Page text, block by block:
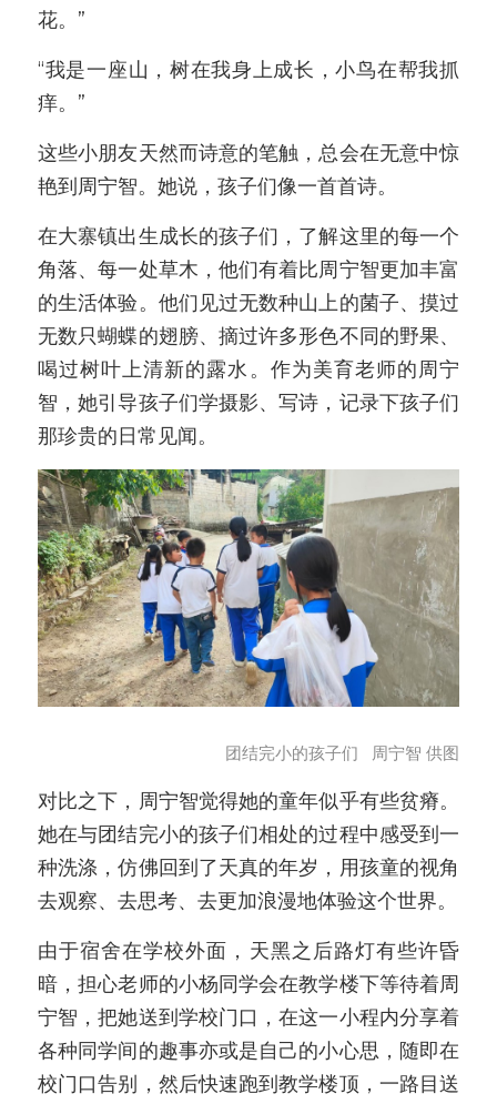
花。”
“我是一座山，树在我身上成长，小鸟在帮我抓
痒。”
这些小朋友天然而诗意的笔触，总会在无意中惊
艳到周宁智。她说，孩子们像一首首诗。
在大寨镇出生成长的孩子们，了解这里的每一个
角落、每一处草木，他们有着比周宁智更加丰富
的生活体验。他们见过无数种山上的菌子、摸过
无数只蝴蝶的翅膀、摘过许多形色不同的野果、
喝过树叶上清新的露水。作为美育老师的周宁
智，她引导孩子们学摄影、写诗，记录下孩子们
那珍贵的日常见闻。
团结完小的孩子们   周宁智 供图
对比之下，周宁智觉得她的童年似乎有些贫瘠。
她在与团结完小的孩子们相处的过程中感受到一
种洗涤，仿佛回到了天真的年岁，用孩童的视角
去观察、去思考、去更加浪漫地体验这个世界。
由于宿舍在学校外面，天黑之后路灯有些许昏
暗，担心老师的小杨同学会在教学楼下等待着周
宁智，把她送到学校门口，在这一小程内分享着
各种同学间的趣事亦或是自己的小心思，随即在
校门口告别，然后快速跑到教学楼顶，一路目送